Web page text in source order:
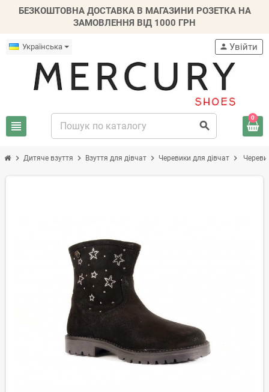
БЕЗКОШТОВНА ДОСТАВКА В МАГАЗИНИ РОЗЕТКА НА
ЗАМОВЛЕННЯ ВІД 1000 ГРН
Українська
view_headline search
person Увійти
0
chevron_right Дитяче взуття chevron_right Взуття для дівчат chevron_right Черевики для дівчат chevron_right